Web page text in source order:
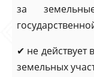
за
✔ не
земельных